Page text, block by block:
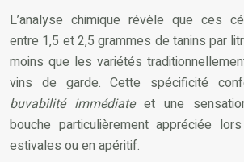
L’analyse chimique révèle que ces
entre 1,5 et 2,5 grammes de tanins par
moins que les variétés
vins de garde. Cette spécificité
buvabilité immédiate et une
bouche particulièrement appréciée
estivales ou en apéritif.